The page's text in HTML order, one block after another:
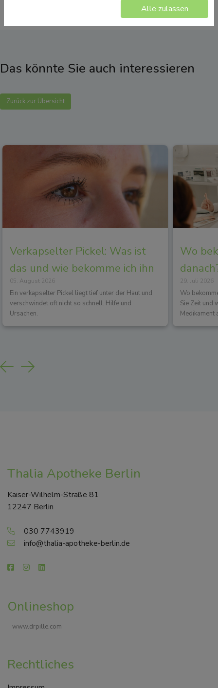
Das könnte Sie auch interessieren
Zurück zur Übersicht
Verkapselter Pickel: Was ist
das und wie bekomme ich ihn
los?
05. August 2026
Ein verkapselter Pickel liegt tief unter der Haut und
verschwindet oft nicht so schnell. Hilfe und
Ursachen.
Wo
29. Juli 2026
Wo
Sie Zeit und
Medikament
Previous
Next
Thalia Apotheke Berlin
Kaiser-Wilhelm-Straße 81
12247 Berlin
030 7743919
info@thalia-apotheke-berlin.de
Onlineshop
www.drpille.com
Rechtliches
Alle zulassen